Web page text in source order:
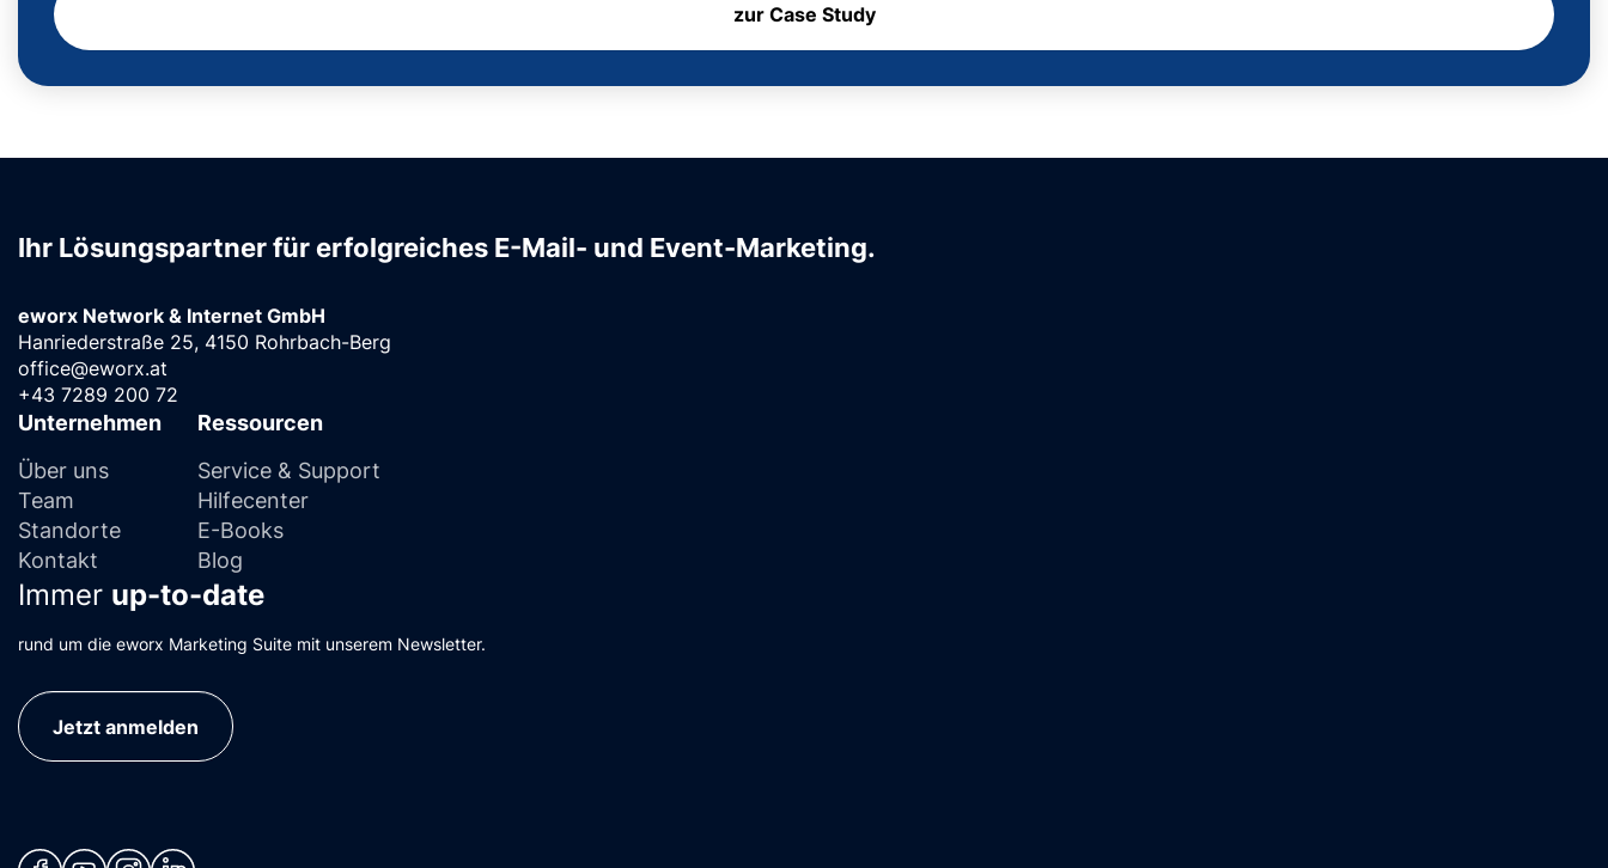
zur Case Study
Ihr Lösungspartner für erfolgreiches E-Mail- und Event-Marketing.
eworx Network & Internet GmbH
Hanriederstraße 25, 4150 Rohrbach-Berg
office@eworx.at
+43 7289 200 72
Unternehmen
Über uns
Team
Standorte
Kontakt
Ressourcen
Service & Support
Hilfecenter
E-Books
Blog
Immer up-to-date
rund um die eworx Marketing Suite mit unserem Newsletter.
Jetzt anmelden
(neues Fenster)
(neues Fenster)
(neues Fenster)
(neues Fenster)